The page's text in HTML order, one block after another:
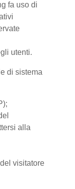
fa uso di
utenti.
di sistema
alla
visitatore